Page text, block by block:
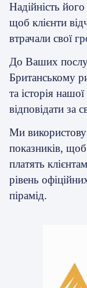
Надійність
щоб клієнти
втрачали свої
До Ваших
Британському
та історія
відповідати за
Ми
показників,
платять
рівень
пірамід.